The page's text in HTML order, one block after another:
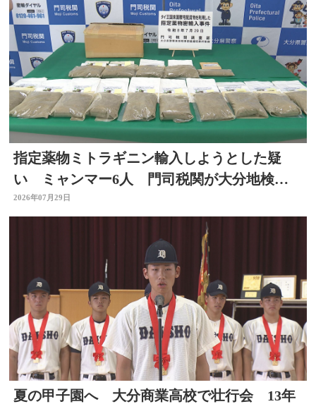
指定薬物ミトラギニン輸入しようとした疑
い ミャンマー6人 門司税関が大分地検に
告発 大分
2026年07月29日
夏の甲子園へ 大分商業高校で壮行会 13年